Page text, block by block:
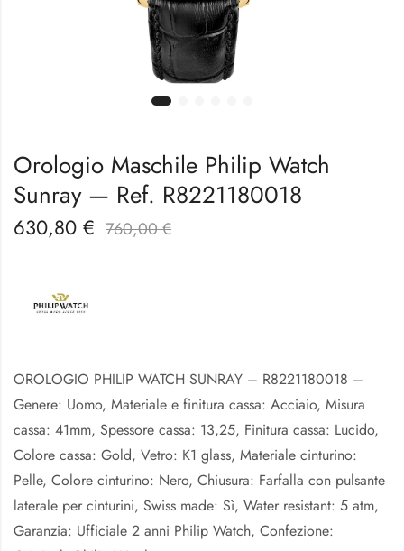
Orologio Maschile Philip Watch
Sunray — Ref. R8221180018
630,80 € 760,00€
OROLOGIO PHILIP WATCH SUNRAY – R8221180018 –
Genere: Uomo, Materiale e finitura cassa: Acciaio, Misura
cassa: 41mm, Spessore cassa: 13,25, Finitura cassa: Lucido,
Colore cassa: Gold, Vetro: K1 glass, Materiale cinturino:
Pelle, Colore cinturino: Nero, Chiusura: Farfalla con pulsante
laterale per cinturini, Swiss made: Sì, Water resistant: 5 atm,
Garanzia: Ufficiale 2 anni Philip Watch, Confezione: